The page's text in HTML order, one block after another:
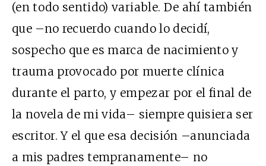
(en todo sentido) variable. De ahí también
que –no recuerdo cuando lo decidí,
sospecho que es marca de nacimiento y
trauma provocado por muerte clínica
durante el parto, y empezar por el final de
la novela de mi vida– siempre quisiera ser
escritor. Y el que esa decisión –anunciada
a mis padres tempranamente– no